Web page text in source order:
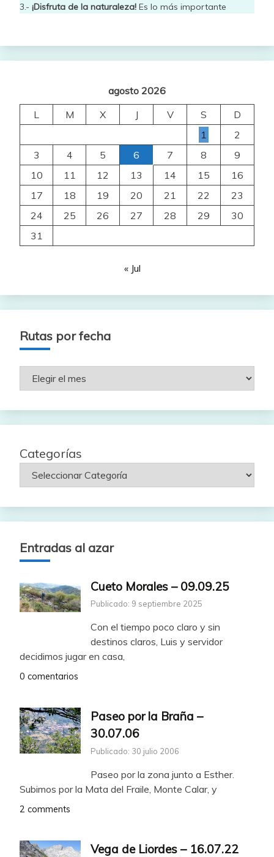
3.- ¡Disfruta de la naturaleza! Es lo más importante
agosto 2026
L
M X J V S
D
1
2
3
4 5 6 7 8
9
10
11 12 13 14 15
16
17
18 19 20 21 22
23
24
25 26 27 28 29
30
31
« Jul
Rutas por fecha
Rutas
Categorías
Entradas al azar
Cueto Morales – 09.09.25
Publicado: 9 septiembre 2025
Con el tiempo poco claro y sin
destinos claros, Luis y servidor
decidimos jugar en casa,
0 comentarios
Paseo por la Braña –
30.07.06
Publicado: 30 julio 2006
Paseo por la zona junto a Esther.
Subimos por la Mata del Fraile, Monte Calar, y
2 comments
Vega de Liordes – 16.07.22